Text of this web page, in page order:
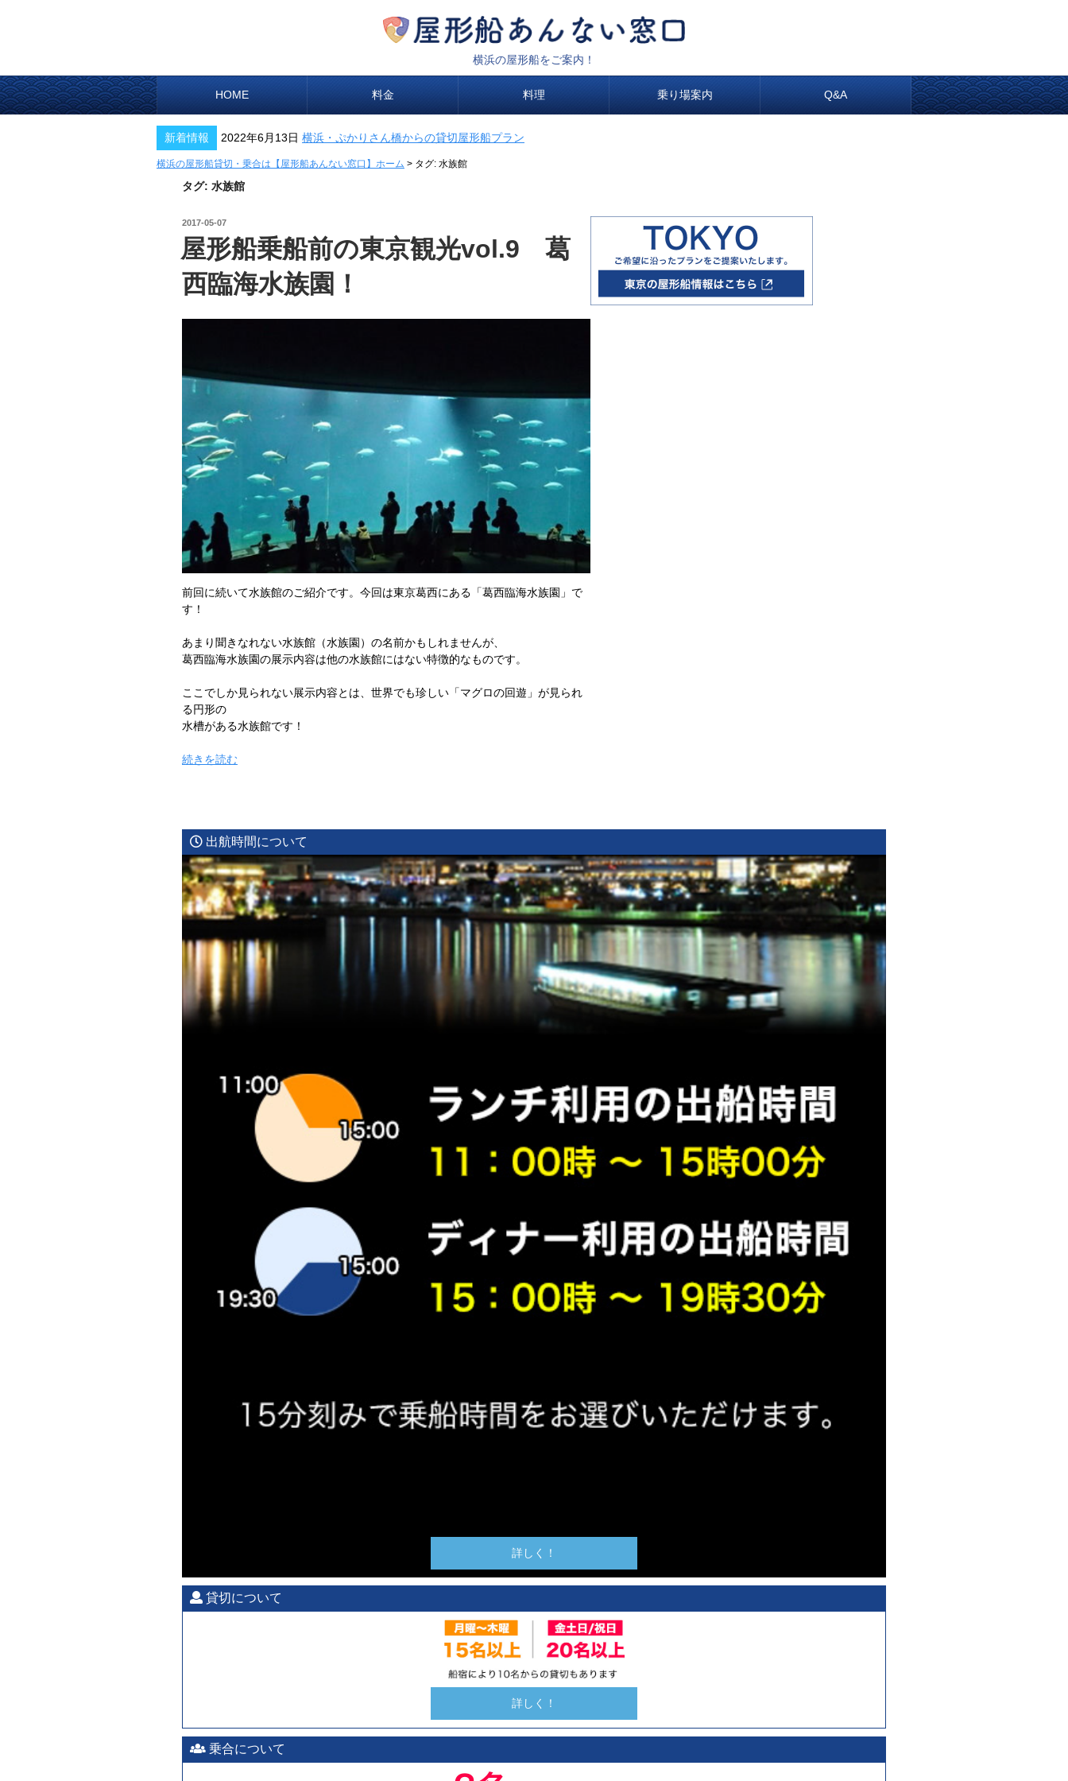
横浜の屋形船をご案内！
HOME 料金 料理 乗り場案内 Q&A
新着情報 2022年6月13日 横浜・ぷかりさん橋からの貸切屋形船プラン
横浜の屋形船貸切・乗合は【屋形船あんない窓口】ホーム > タグ: 水族館
タグ: 水族館
投
稿
日:
2017-05-07
屋形船乗船前の東京観光vol.9 葛
西臨海水族園！
前回に続いて水族館のご紹介です。今回は東京葛西にある「葛西臨海水族園」で
す！
あまり聞きなれない水族館（水族園）の名前かもしれませんが、
葛西臨海水族園の展示内容は他の水族館にはない特徴的なものです。
ここでしか見られない展示内容とは、世界でも珍しい「マグロの回遊」が見られ
る円形の
水槽がある水族館です！
“屋
前
の
東
京
観
v
l.
葛
続きを読む
出航時間について
詳しく！
貸切について
詳しく！
乗合について